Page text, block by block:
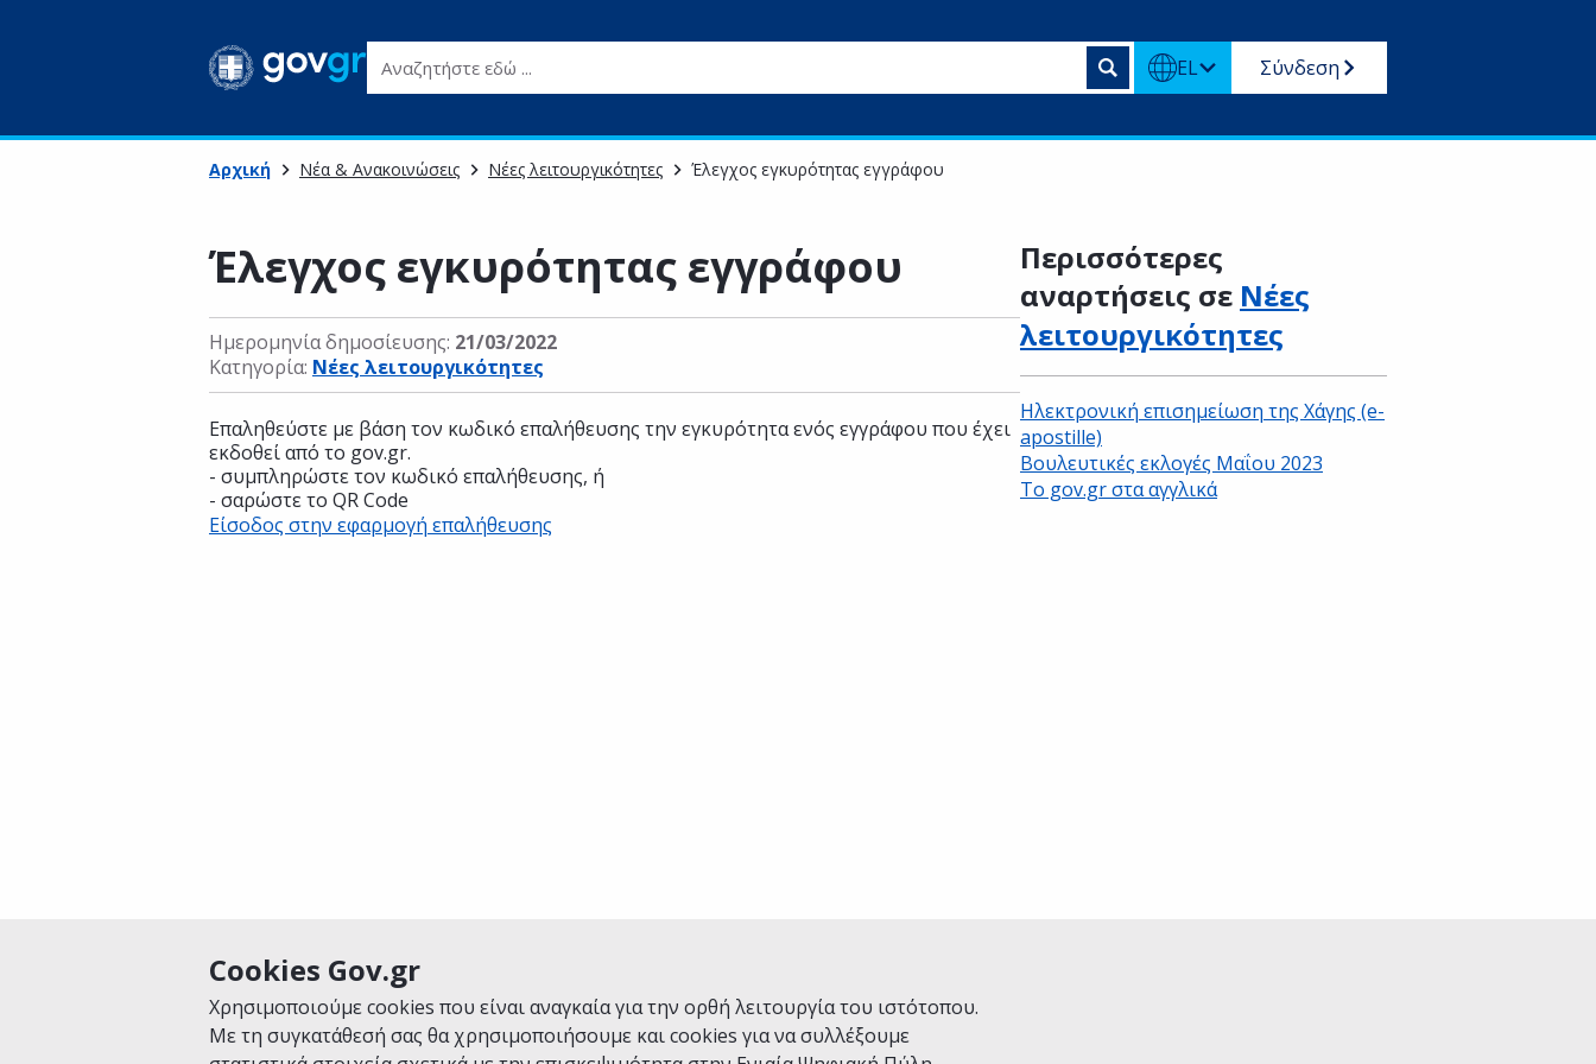
Cookies Gov.gr
Χρησιμοποιούμε cookies που είναι αναγκαία για την ορθή λειτουργία του ιστότοπου.
Με τη συγκατάθεσή σας θα χρησιμοποιήσουμε και cookies για να συλλέξουμε
Αναζητήστε εδώ ... EL Σύνδεση
Αρχική Νέα & Ανακοινώσεις Νέες λειτουργικότητες Έλεγχος εγκυρότητας εγγράφου
Έλεγχος εγκυρότητας εγγράφου
Ημερομηνία δημοσίευσης: 21/03/2022
Κατηγορία: Νέες λειτουργικότητες
Επαληθεύστε με βάση τον κωδικό επαλήθευσης την εγκυρότητα ενός εγγράφου που έχει
εκδοθεί από το gov.gr.
- συμπληρώστε τον κωδικό επαλήθευσης, ή
- σαρώστε το QR Code
Είσοδος στην εφαρμογή επαλήθευσης
Περισσότερες
αναρτήσεις σε Νέες
λειτουργικότητες
Ηλεκτρονική επισημείωση της Χάγης (e-
apostille)
Βουλευτικές εκλογές Μαΐου 2023
Το gov.gr στα αγγλικά
Είναι χρήσιμη αυτή η σελίδα;